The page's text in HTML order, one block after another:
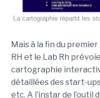
La cartographie répartit les
Mais à la fin du
RH et le Lab Rh
cartographie
détaillées des start-
etc. A l’instar de l’outil